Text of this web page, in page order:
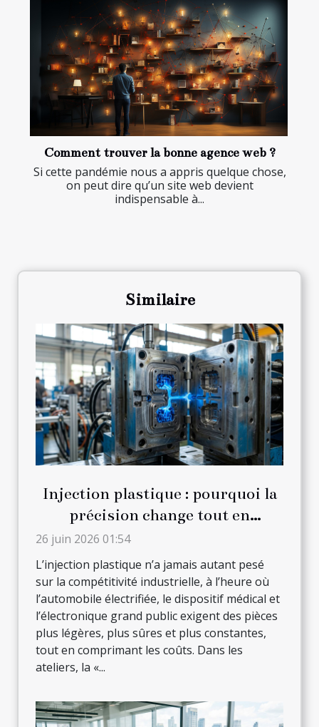
Comment trouver la bonne agence web ?
Si cette pandémie nous a appris quelque chose,
on peut dire qu’un site web devient
indispensable à...
Similaire
Injection plastique : pourquoi la
précision change tout en
production
26 juin 2026 01:54
L’injection plastique n’a jamais autant pesé
sur la compétitivité industrielle, à l’heure où
l’automobile électrifiée, le dispositif médical et
l’électronique grand public exigent des pièces
plus légères, plus sûres et plus constantes,
tout en comprimant les coûts. Dans les
ateliers, la «...